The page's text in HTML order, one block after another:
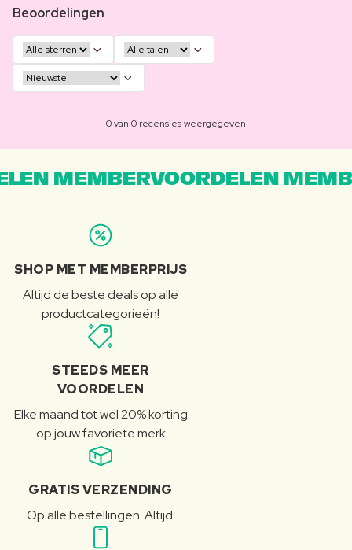
Beoordelingen
0 van 0 recensies weergegeven
MEMBERVOORDELEN
SHOP MET MEMBERPRIJS
Altijd de beste deals op alle
productcategorieën!
STEEDS MEER
VOORDELEN
Elke maand tot wel 20% korting
op jouw favoriete merk
GRATIS VERZENDING
Op alle bestellingen. Altijd.